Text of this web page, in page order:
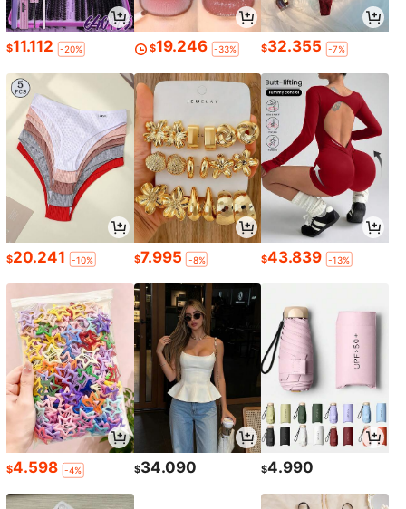
$11.112 -20% $19.246 -33% $32.355 -7%
$20.241 -10% $7.995 -8% $43.839 -13%
$4.598 -4% $34.090 $4.990